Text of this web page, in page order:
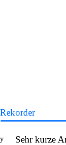
Rekorder
y
Sehr kurze